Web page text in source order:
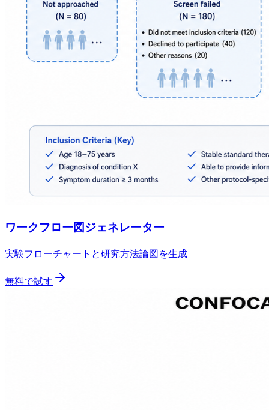
ワークフロー図ジェネレーター
実験フローチャートと研究方法論図を生成
無料で試す